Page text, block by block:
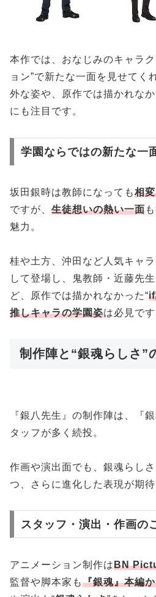
本作では、おなじみのキャラ
ョン”で新たな一面を見せてく
外な姿や、原作では描かれな
にも注目です。
学園ならではの新たな一
坂田銀時は教師になっても相
ですが、 生徒想いの熱い一面
魅力。
桂や土方、沖田など人気キャ
して登場し、鬼教師・近藤先
ど、原作では描かれなかった“if
推しキャラの学園姿は必見です
制作陣と“銀魂らしさ”
『銀八先生』の制作陣は、『
タッフが多く続投。
作画や演出面でも、銀魂らし
つ、さらに進化した表現が期待
スタッフ・演出・作画の
アニメーション制作はBN
監督や脚本家も『銀魂』本編